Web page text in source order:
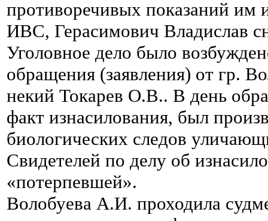
противоречивых показаний им
ИВС, Герасимович Владислав
Уголовное дело было
обращения (заявления) от гр.
некий Токарев О.В.. В день
факт изнасилования, был
биологических следов
Свидетелей по делу об
«потерпевшей».
Волобуева А.И. проходила